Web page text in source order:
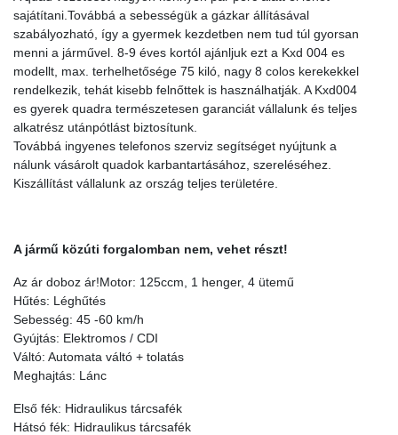
sajátítani.Továbbá a sebességük a gázkar állításával
szabályozható, így a gyermek kezdetben nem tud túl gyorsan
menni a járművel. 8-9 éves kortól ajánljuk ezt a Kxd 004 es
modellt, max. terhelhetősége 75 kiló, nagy 8 colos kerekekkel
rendelkezik, tehát kisebb felnőttek is használhatják. A Kxd004
es gyerek quadra természetesen garanciát vállalunk és teljes
alkatrész utánpótlást biztosítunk.
Továbbá ingyenes telefonos szerviz segítséget nyújtunk a
nálunk vásárolt quadok karbantartásához, szereléséhez.
Kiszállítást vállalunk az ország teljes területére.
A jármű közúti forgalomban nem, vehet részt!
Az ár doboz ár!Motor: 125ccm, 1 henger, 4 ütemű
Hűtés: Léghűtés
Sebesség: 45 -60 km/h
Gyújtás: Elektromos / CDI
Váltó: Automata váltó + tolatás
Meghajtás: Lánc
Első fék: Hidraulikus tárcsafék
Hátsó fék: Hidraulikus tárcsafék